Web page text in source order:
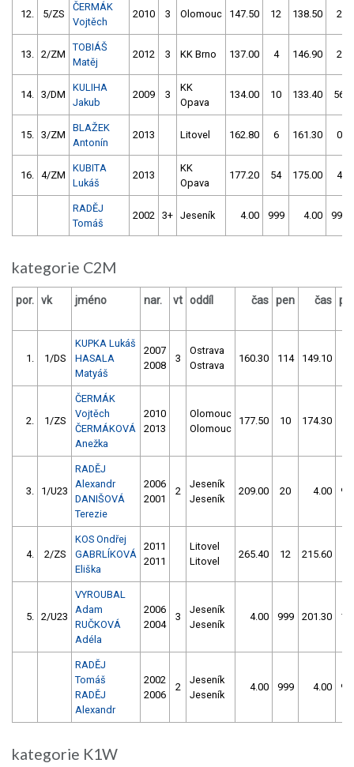
12. 5/ZS
ČERMÁK
Vojtěch
2010 3 Olomouc 147.50 12 138.50 2
13. 2/ZM
TOBIÁŠ
Matěj
2012 3 KK Brno 137.00 4 146.90 2
14. 3/DM
KULIHA
Jakub
2009 3
KK
Opava
134.00 10 133.40 56
15. 3/ZM
BLAŽEK
Antonín
2013 Litovel 162.80 6 161.30 0
16. 4/ZM
KUBITA
Lukáš
2013
KK
Opava
177.20 54 175.00 4
RADĚJ
Tomáš
2002 3+ Jeseník 4.00 999 4.00 999
kategorie C2M
por. vk jméno nar. vt oddíl čas pen čas
1. 1/DS
KUPKA Lukáš
HASALA
Matyáš
2007
2008
3
Ostrava
Ostrava
160.30 114 149.10
2. 1/ZS
ČERMÁK
Vojtěch
ČERMÁKOVÁ
Anežka
2010
2013
Olomouc
Olomouc
177.50 10 174.30
3. 1/U23
RADĚJ
Alexandr
DANIŠOVÁ
Terezie
2006
2001
2
Jeseník
Jeseník
209.00 20 4.00
4. 2/ZS
KOS Ondřej
GABRLÍKOVÁ
Eliška
2011
2011
Litovel
Litovel
265.40 12 215.60
5. 2/U23
VYROUBAL
Adam
RUČKOVÁ
Adéla
2006
2004
3
Jeseník
Jeseník
4.00 999 201.30
RADĚJ
Tomáš
RADĚJ
Alexandr
2002
2006
2
Jeseník
Jeseník
4.00 999 4.00
kategorie K1W